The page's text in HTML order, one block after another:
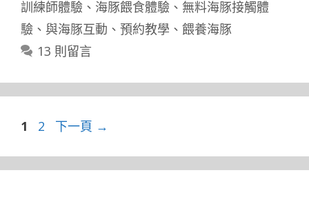
訓練師體驗 、 海豚餵食體驗 、 無料海豚接觸體
驗 、 與海豚互動 、 預約教學 、 餵養海豚
13 則留言
頁
1
頁
2 下一頁 →